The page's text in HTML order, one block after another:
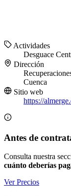
Actividades
Desguace
Dirección
Cuenca
Sitio web
https://
Antes de
Consulta nuestra
cuánto deberías
Ver Precios